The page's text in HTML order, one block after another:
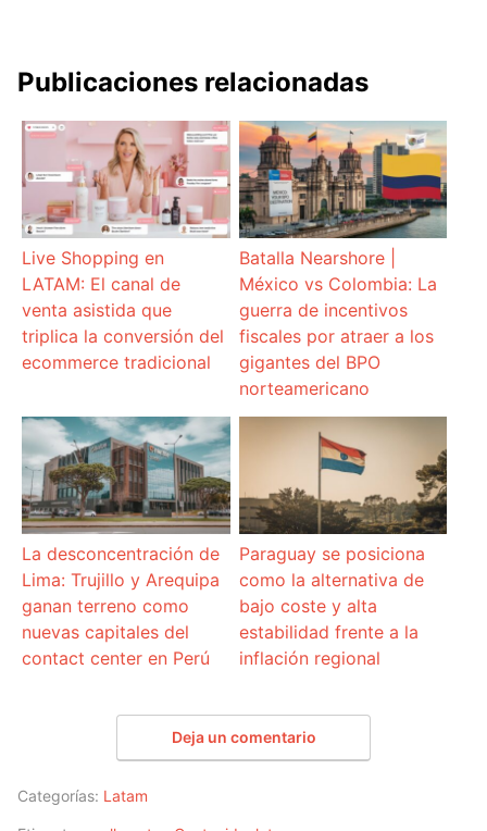
Publicaciones relacionadas
Live Shopping en
LATAM: El canal de
venta asistida que
triplica la conversión del
ecommerce tradicional
Batalla Nearshore |
México vs Colombia: La
guerra de incentivos
fiscales por atraer a los
gigantes del BPO
norteamericano
La desconcentración de
Lima: Trujillo y Arequipa
ganan terreno como
nuevas capitales del
contact center en Perú
Paraguay se posiciona
como la alternativa de
bajo coste y alta
estabilidad frente a la
inflación regional
Deja un comentario
Categorías: Latam